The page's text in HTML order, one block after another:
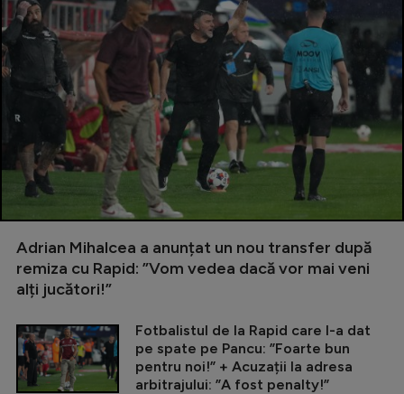
Adrian Mihalcea a anunțat un nou transfer după
remiza cu Rapid: ”Vom vedea dacă vor mai veni
alți jucători!”
Fotbalistul de la Rapid care l-a dat
pe spate pe Pancu: ”Foarte bun
pentru noi!” + Acuzații la adresa
arbitrajului: ”A fost penalty!”